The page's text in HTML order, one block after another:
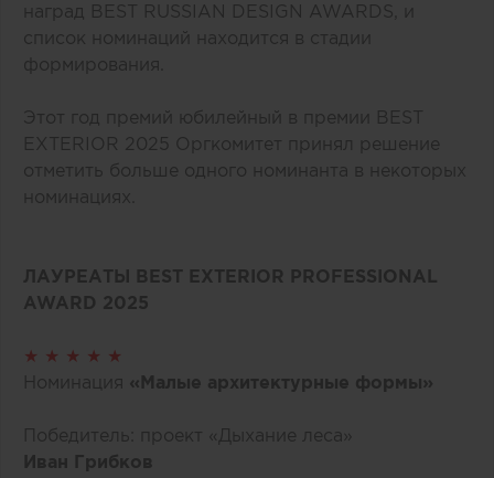
наград BEST RUSSIAN DESIGN AWARDS, и
список номинаций находится в стадии
формирования.
Этот год премий юбилейный в премии BEST
EXTERIOR 2025 Оргкомитет принял решение
отметить больше одного номинанта в некоторых
номинациях.
ЛАУРЕАТЫ BEST EXTERIOR PROFESSIONAL
AWARD 2025
★ ★ ★ ★ ★
Номинация «Малые архитектурные формы»
Победитель: проект «Дыхание леса»
Иван Грибков